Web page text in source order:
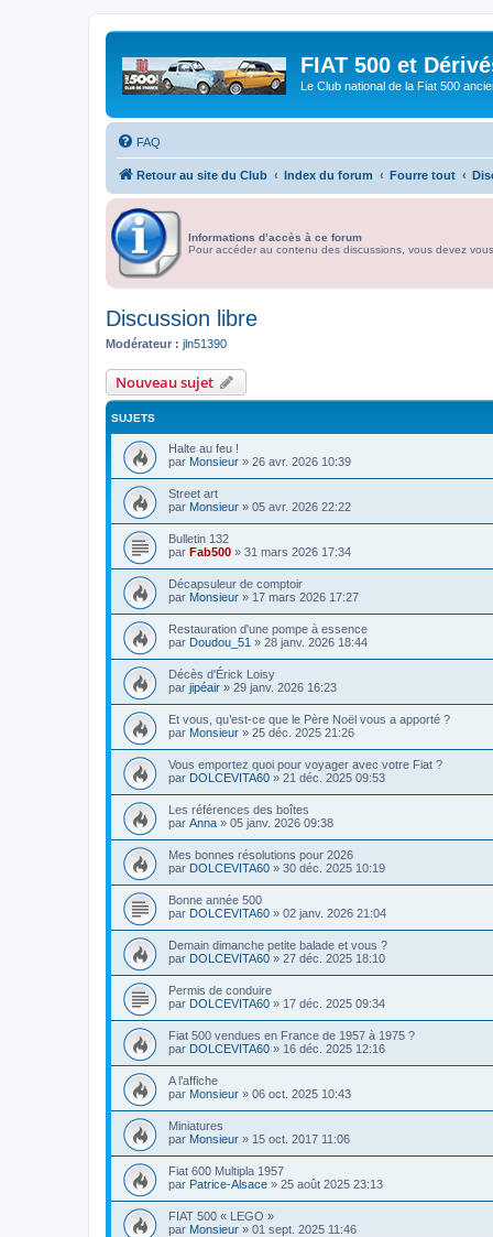
FIAT 500 et
Le Club national de la Fiat 500
FAQ
Retour au site du Club Index du forum Fourre tout
Informations d’accès à ce forum
Pour accéder au contenu des discussions, vous devez
Discussion libre
Modérateur : jln51390
Nouveau sujet
SUJETS
Halte au feu !
par Monsieur » 26 avr. 2026 10:39
Street art
par Monsieur » 05 avr. 2026 22:22
Bulletin 132
par Fab500 » 31 mars 2026 17:34
Décapsuleur de comptoir
par Monsieur » 17 mars 2026 17:27
Restauration d'une pompe à essence
par Doudou_51 » 28 janv. 2026 18:44
Décès d'Érick Loisy
par jipéair » 29 janv. 2026 16:23
Et vous, qu’est-ce que le Père Noël vous a apporté ?
par Monsieur » 25 déc. 2025 21:26
Vous emportez quoi pour voyager avec votre Fiat ?
par DOLCEVITA60 » 21 déc. 2025 09:53
Les références des boîtes
par Anna » 05 janv. 2026 09:38
Mes bonnes résolutions pour 2026
par DOLCEVITA60 » 30 déc. 2025 10:19
Bonne année 500
par DOLCEVITA60 » 02 janv. 2026 21:04
Demain dimanche petite balade et vous ?
par DOLCEVITA60 » 27 déc. 2025 18:10
Permis de conduire
par DOLCEVITA60 » 17 déc. 2025 09:34
Fiat 500 vendues en France de 1957 à 1975 ?
par DOLCEVITA60 » 16 déc. 2025 12:16
A l’affiche
par Monsieur » 06 oct. 2025 10:43
Miniatures
par Monsieur » 15 oct. 2017 11:06
Fiat 600 Multipla 1957
par Patrice-Alsace » 25 août 2025 23:13
FIAT 500 « LEGO »
par Monsieur » 01 sept. 2025 11:46